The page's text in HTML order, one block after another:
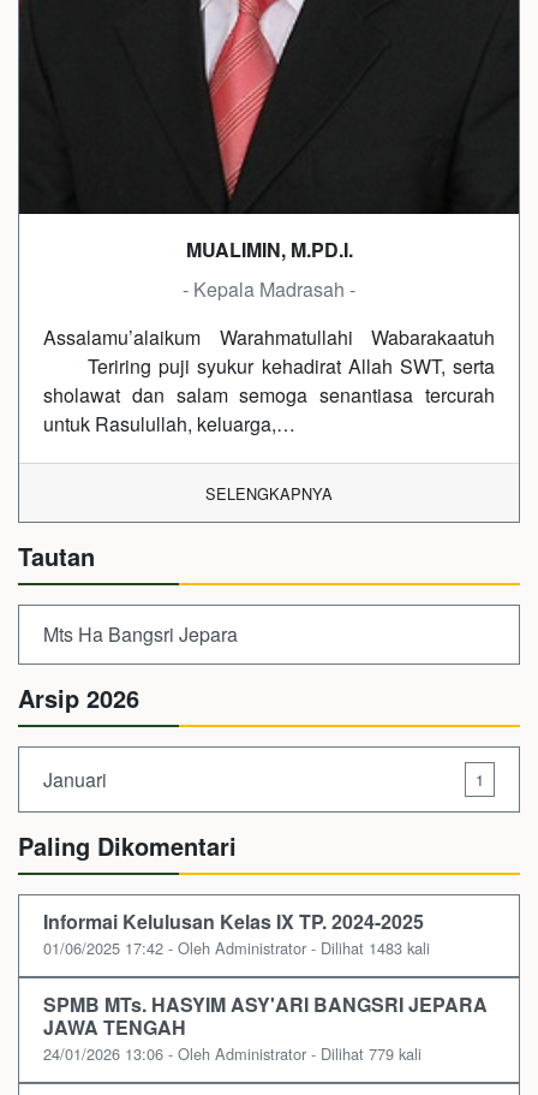
MUALIMIN, M.PD.I.
- Kepala Madrasah -
Assalamu’alaikum Warahmatullahi Wabarakaatuh
Teriring puji syukur kehadirat Allah SWT, serta
sholawat dan salam semoga senantiasa tercurah
untuk Rasulullah, keluarga,…
SELENGKAPNYA
Tautan
Mts Ha Bangsri Jepara
Arsip 2026
Januari 1
Paling Dikomentari
Informai Kelulusan Kelas IX TP. 2024-2025
01/06/2025 17:42 - Oleh Administrator - Dilihat 1483 kali
SPMB MTs. HASYIM ASY'ARI BANGSRI JEPARA
JAWA TENGAH
24/01/2026 13:06 - Oleh Administrator - Dilihat 779 kali